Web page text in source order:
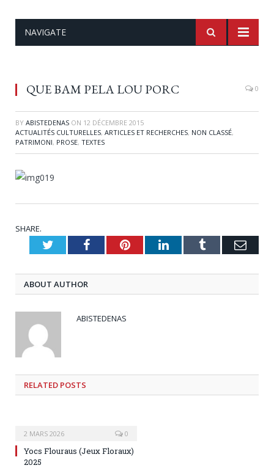
NAVIGATE
QUE BAM PELA LOU PORC 0
BY ABISTEDENAS ON 12 DÉCEMBRE 2015
ACTUALITÉS CULTURELLES, ARTICLES ET RECHERCHES, NON CLASSÉ,
PATRIMONI, PROSE, TEXTES
SHARE.
TwitterFacebookPinterestLinkedInTumblr
ABOUT AUTHOR
ABISTEDENAS
RELATED POSTS
2 MARS 2026 0
Yocs Flouraus (Jeux Floraux)
2025